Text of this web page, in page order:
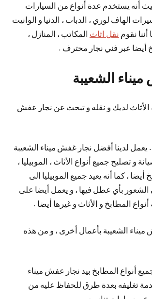
أنه يستخدم عدة أنواع من السيارات
الهاف لوري ، الدباب ، الدنيا و الوانيت
أننا نقوم نقل اثاث المكاتب ، المنازل ،
أيضا عبر فني نجار محترف .
الشعيبة
لديك و نقله و تبحث عن نجار عفش
يعمل لدينا أفضل نجار غفش ميناء الشعيبة
و تصليح جميع أنواع الأثاث ، الموبيليا ،
أيضا ، كما أنه يعيد جميع الموبيليا الى
بأي عطل فيها ، و يعمل أيضا على
المطابخ و الأثاث و غيرها أيضا .
ميناء الشعيبة بأعمال أخرى ، و من هذه
أنواع المطابخ بيد نجار عفش ميناء
تغليفه بعدة طرق للحفاظ عليه من